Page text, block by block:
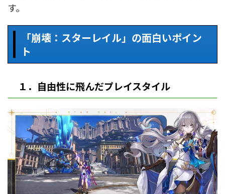
す。
「崩壊：スターレイル」の面白いポイン
ト
１．自由性に飛んだプレイスタイル